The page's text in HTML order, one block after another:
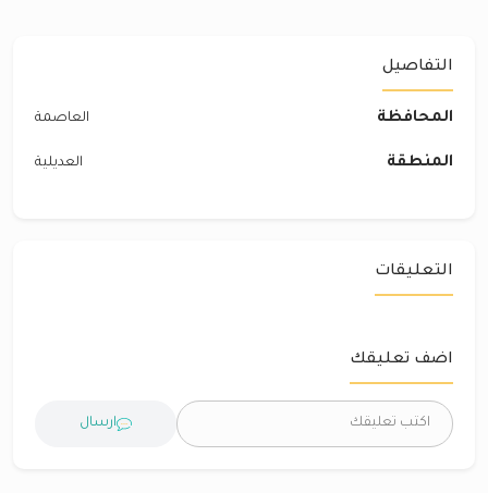
التفاصيل
المحافظة العاصمة
المنطقة العديلية
التعليقات
اضف تعليقك
ارسال